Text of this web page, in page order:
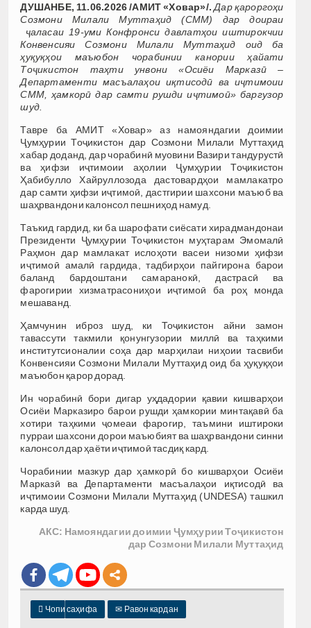
ДУШАНБЕ, 11.06.2026 /АМИТ «Ховар»/. Дар қароргоҳи
Созмони Милали Муттаҳид (СММ) дар доираи
ҷаласаи 19-уми Конфронси давлатҳои иштирокчии
Конвенсияи Созмони Милали Муттаҳид оид ба
ҳуқуқҳои маъюбон чорабинии канории ҳайати
Тоҷикистон таҳти унвони «Осиёи Марказӣ –
Департаменти масъалаҳои иқтисодӣ ва иҷтимоии
СММ, ҳамкорӣ дар самти рушди иҷтимоӣ» баргузор
шуд.
Тавре ба АМИТ «Ховар» аз намояндагии доимии
Ҷумҳурии Тоҷикистон дар Созмони Милали Муттаҳид
хабар доданд, дар чорабинӣ муовини Вазири тандурустӣ
ва ҳифзи иҷтимоии аҳолии Ҷумҳурии Тоҷикистон
Ҳабибулло Хайруллозода дастовардҳои мамлакатро
дар самти ҳифзи иҷтимоӣ, дастгирии шахсони маъюб ва
шаҳрвандони калонсол пешниҳод намуд.
Таъкид гардид, ки ба шарофати сиёсати хирадмандонаи
Президенти Ҷумҳурии Тоҷикистон муҳтарам Эмомалӣ
Раҳмон дар мамлакат ислоҳоти васеи низоми ҳифзи
иҷтимоӣ амалӣ гардида, тадбирҳои пайгирона барои
баланд бардоштани самаранокӣ, дастрасӣ ва
фарогирии хизматрасониҳои иҷтимоӣ ба роҳ монда
мешаванд.
Ҳамчунин иброз шуд, ки Тоҷикистон айни замон
тавассути такмили қонунгузории миллӣ ва таҳкими
институтсионалии соҳа дар марҳилаи ниҳоии тасвиби
Конвенсияи Созмони Милали Муттаҳид оид ба ҳуқуқҳои
маъюбон қарор дорад.
Ин чорабинӣ бори дигар уҳдадории қавии кишварҳои
Осиёи Марказиро барои рушди ҳамкории минтақавӣ ба
хотири таҳкими ҷомеаи фарогир, таъмини иштироки
пурраи шахсони дорои маъюбият ва шаҳрвандони синни
калонсол дар ҳаёти иҷтимоӣ тасдиқ кард.
Чорабинии мазкур дар ҳамкорӣ бо кишварҳои Осиёи
Марказӣ ва Департаменти масъалаҳои иқтисодӣ ва
иҷтимоии Созмони Милали Муттаҳид (UNDESA) ташкил
карда шуд.
АКС: Намояндагии доимии Ҷумҳурии Тоҷикистон
дар Созмони Милали Муттаҳид
 Чопи саҳифа ✉ Равон кардан